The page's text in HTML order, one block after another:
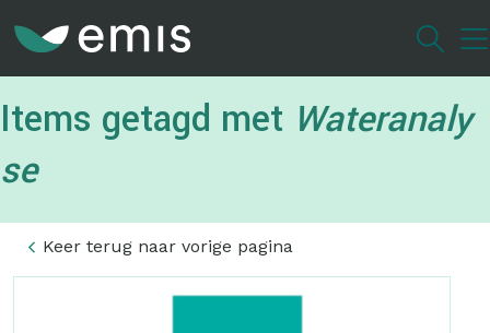
inhoud
Items getagd met Wateranaly
se
Keer terug naar vorige pagina